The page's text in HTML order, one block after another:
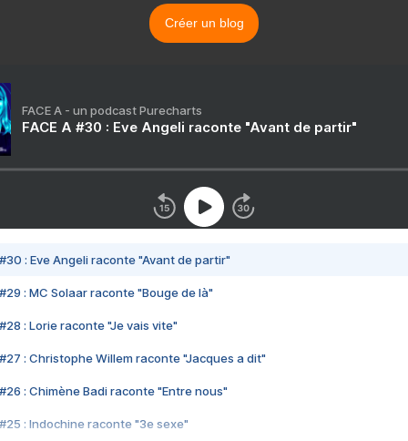
Créer un blog
FACE A - un podcast Purecharts
FACE A #30 : Eve Angeli raconte "Avant de partir"
#30 : Eve Angeli raconte "Avant de partir"
#29 : MC Solaar raconte "Bouge de là"
#28 : Lorie raconte "Je vais vite"
#27 : Christophe Willem raconte "Jacques a dit"
#26 : Chimène Badi raconte "Entre nous"
#25 : Indochine raconte "3e sexe"